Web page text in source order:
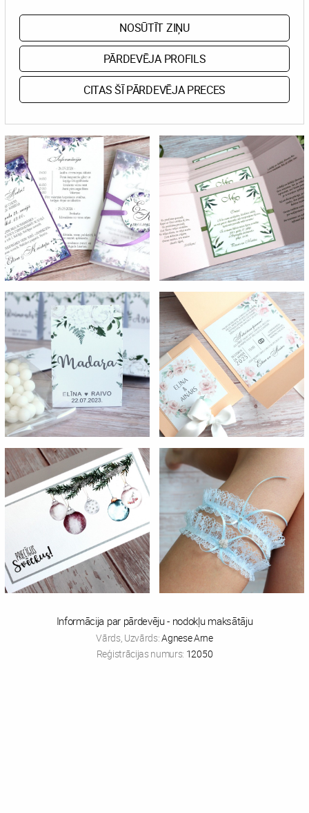
NOSŪTĪT ZIŅU
PĀRDEVĒJA PROFILS
CITAS ŠĪ PĀRDEVĒJA PRECES
Informācija par pārdevēju - nodokļu maksātāju
Vārds, Uzvārds:Agnese Arne
Reģistrācijas numurs: 12050